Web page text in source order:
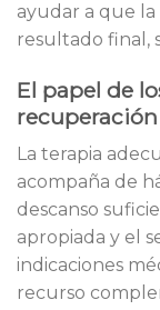
ayudar a que la
resultado final,
El papel de
recuperación
La terapia
acompaña de
descanso
apropiada y el
indicaciones
recurso